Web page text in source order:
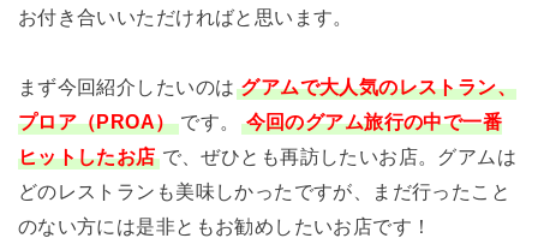
お付き合いいただければと思います。
まず今回紹介したいのは グアムで大人気のレストラン、
プロア（PROA） です。
今回のグアム旅行の中で一番
ヒットしたお店 で、ぜひとも再訪したいお店。グアムは
どのレストランも美味しかったですが、まだ行ったこと
のない方には是非ともお勧めしたいお店です！